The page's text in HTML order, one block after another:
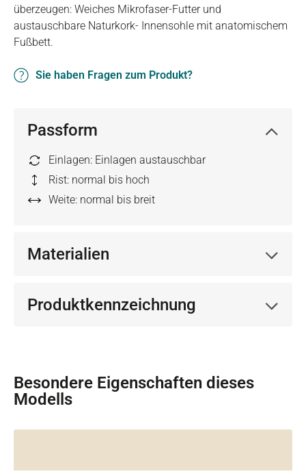
überzeugen: Weiches Mikrofaser-Futter und
austauschbare Naturkork- Innensohle mit anatomischem
Fußbett.
Sie haben Fragen zum Produkt?
Passform
Einlagen: Einlagen austauschbar
Rist: normal bis hoch
Weite: normal bis breit
Materialien
Produktkennzeichnung
Besondere Eigenschaften dieses
Modells